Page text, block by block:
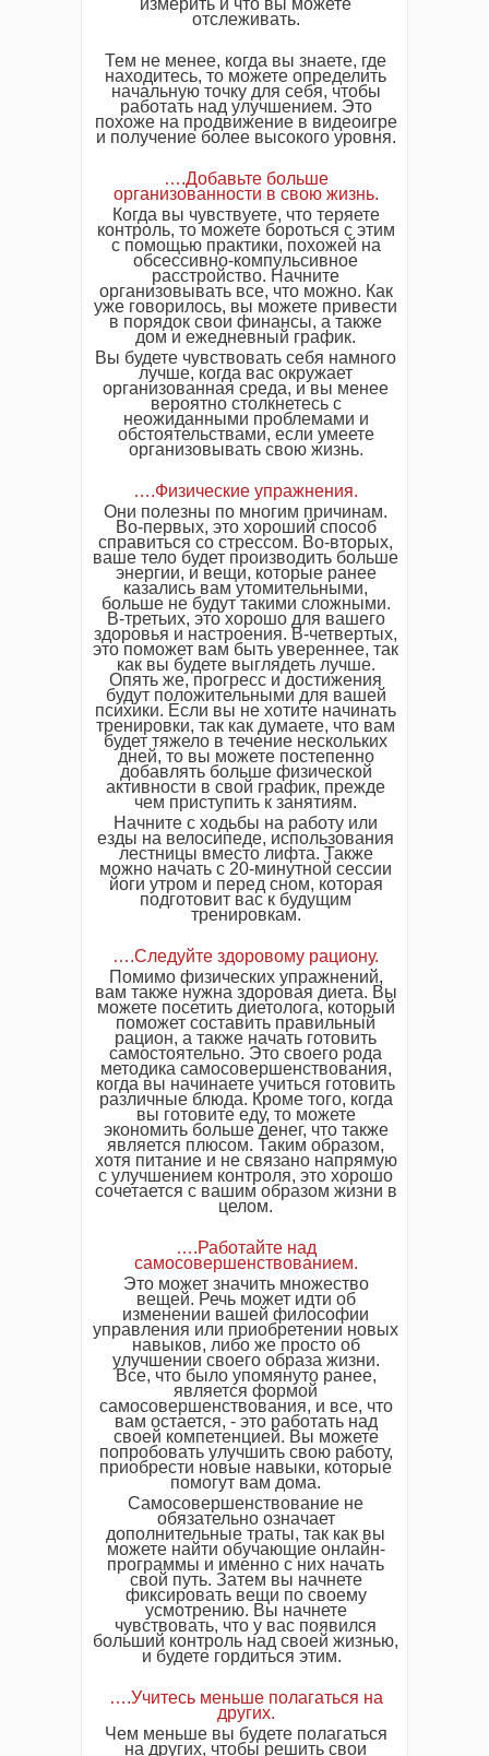
измерить и что вы можете
отслеживать.
Тем не менее, когда вы знаете, где
находитесь, то можете определить
начальную точку для себя, чтобы
работать над улучшением. Это
похоже на продвижение в видеоигре
и получение более высокого уровня.
….Добавьте больше
организованности в свою жизнь.
Когда вы чувствуете, что теряете
контроль, то можете бороться с этим
с помощью практики, похожей на
обсессивно-компульсивное
расстройство. Начните
организовывать все, что можно. Как
уже говорилось, вы можете привести
в порядок свои финансы, а также
дом и ежедневный график.
Вы будете чувствовать себя намного
лучше, когда вас окружает
организованная среда, и вы менее
вероятно столкнетесь с
неожиданными проблемами и
обстоятельствами, если умеете
организовывать свою жизнь.
….Физические упражнения.
Они полезны по многим причинам.
Во-первых, это хороший способ
справиться со стрессом. Во-вторых,
ваше тело будет производить больше
энергии, и вещи, которые ранее
казались вам утомительными,
больше не будут такими сложными.
В-третьих, это хорошо для вашего
здоровья и настроения. В-четвертых,
это поможет вам быть увереннее, так
как вы будете выглядеть лучше.
Опять же, прогресс и достижения
будут положительными для вашей
психики. Если вы не хотите начинать
тренировки, так как думаете, что вам
будет тяжело в течение нескольких
дней, то вы можете постепенно
добавлять больше физической
активности в свой график, прежде
чем приступить к занятиям.
Начните с ходьбы на работу или
езды на велосипеде, использования
лестницы вместо лифта. Также
можно начать с 20-минутной сессии
йоги утром и перед сном, которая
подготовит вас к будущим
тренировкам.
….Следуйте здоровому рациону.
Помимо физических упражнений,
вам также нужна здоровая диета. Вы
можете посетить диетолога, который
поможет составить правильный
рацион, а также начать готовить
самостоятельно. Это своего рода
методика самосовершенствования,
когда вы начинаете учиться готовить
различные блюда. Кроме того, когда
вы готовите еду, то можете
экономить больше денег, что также
является плюсом. Таким образом,
хотя питание и не связано напрямую
с улучшением контроля, это хорошо
сочетается с вашим образом жизни в
целом.
….Работайте над
самосовершенствованием.
Это может значить множество
вещей. Речь может идти об
изменении вашей философии
управления или приобретении новых
навыков, либо же просто об
улучшении своего образа жизни.
Все, что было упомянуто ранее,
является формой
самосовершенствования, и все, что
вам остается, - это работать над
своей компетенцией. Вы можете
попробовать улучшить свою работу,
приобрести новые навыки, которые
помогут вам дома.
Самосовершенствование не
обязательно означает
дополнительные траты, так как вы
можете найти обучающие онлайн-
программы и именно с них начать
свой путь. Затем вы начнете
фиксировать вещи по своему
усмотрению. Вы начнете
чувствовать, что у вас появился
больший контроль над своей жизнью,
и будете гордиться этим.
….Учитесь меньше полагаться на
других.
Чем меньше вы будете полагаться
на других, чтобы решить свои